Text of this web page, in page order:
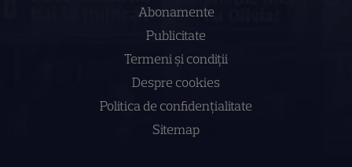
Abonamente
Publicitate
Termeni și condiții
Despre cookies
Politica de confidenţialitate
Sitemap